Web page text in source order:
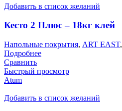
Добавить в список желаний
Кесто 2 Плюс – 18кг клей
Напольные покрытия, ART EAST,
Подробнее
Сравнить
Быстрый просмотр
Atum
Добавить в список желаний